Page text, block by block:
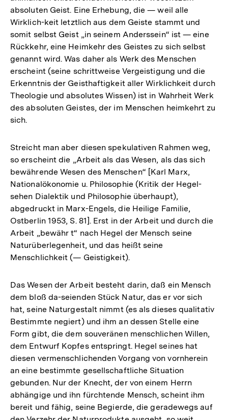
absoluten Geist. Eine Erhebung, die — weil alle
Wirklich-keit letztlich aus dem Geiste stammt und
somit selbst Geist „in seinem Anderssein“ ist — eine
Rückkehr, eine Heimkehr des Geistes zu sich selbst
genannt wird. Was daher als Werk des Menschen
erscheint (seine schrittweise Vergeistigung und die
Erkenntnis der Geisthaftigkeit aller Wirklichkeit durch
Theologie und absolutes Wissen) ist in Wahrheit Werk
des absoluten Geistes, der im Menschen heimkehrt zu
sich.
Streicht man aber diesen spekulativen Rahmen weg,
so erscheint die „Arbeit als das Wesen, als das sich
bewährende Wesen des Menschen“ [Karl Marx,
Nationalökonomie u. Philosophie (Kritik der Hegel-
sehen Dialektik und Philosophie überhaupt),
abgedruckt in Marx-Engels, die Heilige Familie,
Ostberlin 1953, S. 81]. Erst in der Arbeit und durch die
Arbeit „bewähr t“ nach Hegel der Mensch seine
Naturüberlegenheit, und das heißt seine
Menschlichkeit (— Geistigkeit).
Das Wesen der Arbeit besteht darin, daß ein Mensch
dem bloß da-seienden Stück Natur, das er vor sich
hat, seine Naturgestalt nimmt (es als dieses qualitativ
Bestimmte negiert) und ihm an dessen Stelle eine
Form gibt, die dem souveränen menschlichen Willen,
dem Entwurf Kopfes entspringt. Hegel seines hat
diesen vermenschlichenden Vorgang von vornherein
an eine bestimmte gesellschaftliche Situation
gebunden. Nur der Knecht, der von einem Herrn
abhängige und ihn fürchtende Mensch, scheint ihm
bereit und fähig, seine Begierde, die geradewegs auf